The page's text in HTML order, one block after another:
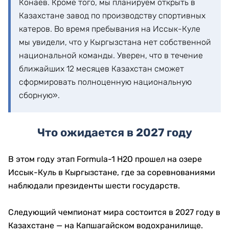
Конаев. Кроме того, мы планируем открыть в
Казахстане завод по производству спортивных
катеров. Во время пребывания на Иссык-Куле
мы увидели, что у Кыргызстана нет собственной
национальной команды. Уверен, что в течение
ближайших 12 месяцев Казахстан сможет
сформировать полноценную национальную
сборную».
Что ожидается в 2027 году
В этом году этап Formula-1 H2O прошел на озере
Иссык-Куль в Кыргызстане, где за соревнованиями
наблюдали президенты шести государств.
Следующий чемпионат мира состоится в 2027 году в
Казахстане — на Капшагайском водохранилище.